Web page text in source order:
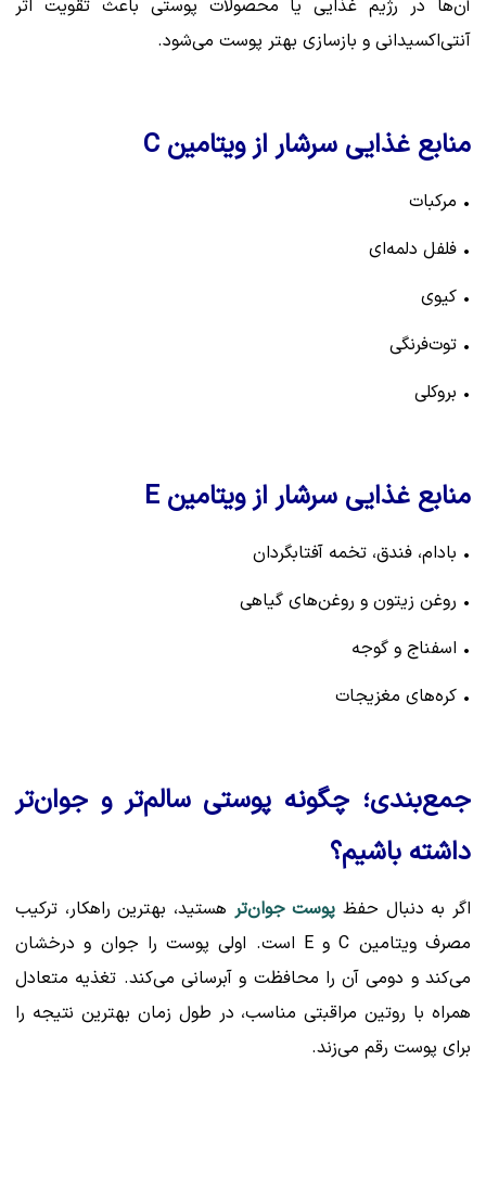
آن‌ها در رژیم غذایی یا محصولات پوستی باعث تقویت اثر
آنتی‌اکسیدانی و بازسازی بهتر پوست می‌شود.
منابع غذایی سرشار از ویتامین C
• مرکبات
• فلفل دلمه‌ای
• کیوی
• توت‌فرنگی
• بروکلی
منابع غذایی سرشار از ویتامین E
• بادام، فندق، تخمه آفتابگردان
• روغن زیتون و روغن‌های گیاهی
• اسفناج و گوجه
• کره‌های مغزیجات
جمع‌بندی؛ چگونه پوستی سالم‌تر و جوان‌تر
داشته باشیم؟
اگر به دنبال حفظ پوست جوان‌تر هستید، بهترین راهکار، ترکیب
مصرف ویتامین C و E است. اولی پوست را جوان و درخشان
می‌کند و دومی آن را محافظت و آبرسانی می‌کند. تغذیه متعادل
همراه با روتین مراقبتی مناسب، در طول زمان بهترین نتیجه را
برای پوست رقم می‌زند.